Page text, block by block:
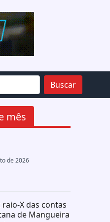
Buscar
mês
de 2026
raio-X das contas
de Mangueira